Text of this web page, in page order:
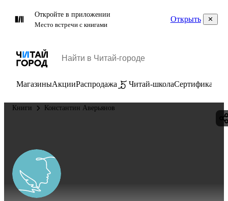
Откройте в приложении
Место встречи с книгами
Открыть
МагазиныАкцииРаспродажа Читай-школаСертификаты
Книги Константин Аверьянов